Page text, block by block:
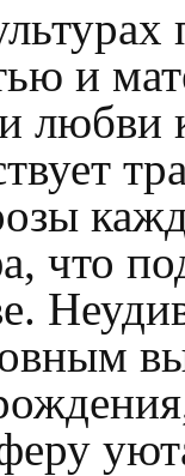
и
любви
что